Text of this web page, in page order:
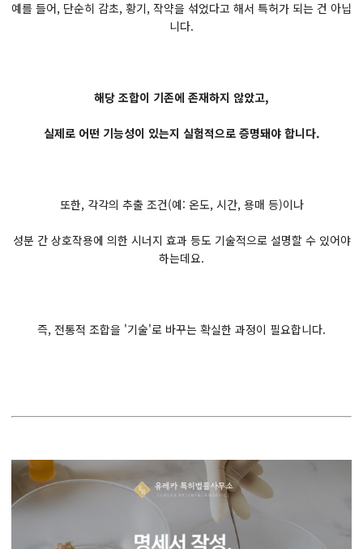
예를 들어, 단순히 감초, 황기, 작약을 섞었다고 해서 특허가 되는 건 아닙
니다.
해당 조합이 기존에 존재하지 않았고,
실제로 어떤 기능성이 있는지 실험적으로 증명돼야 합니다.
또한, 각각의 추출 조건(예: 온도, 시간, 용매 등)이나
성분 간 상호작용에 의한 시너지 효과 등도 기술적으로 설명할 수 있어야
하는데요.
즉, 전통적 조합을 '기술'로 바꾸는 확실한 과정이 필요합니다.